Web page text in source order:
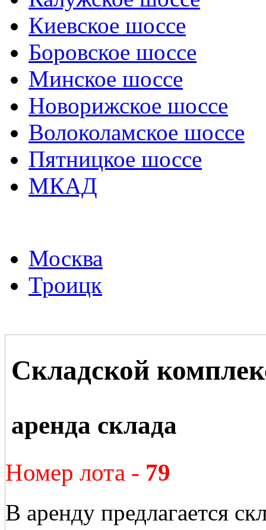
Киевское шоссе
Боровское шоссе
Минское шоссе
Новорижское шоссе
Волоколамское шоссе
Пятницкое шоссе
МКАД
Москва
Троицк
Складской
аренда склада
Номер лота - 79
В аренду предлагается